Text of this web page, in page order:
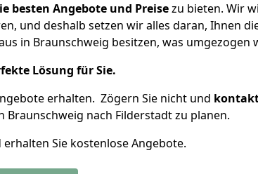
besten Angebote und Preisezu bieten. Wir
und deshalb setzen wir alles daran, Ihnen
in Braunschweig besitzen, was umgezogen
Lösung für Sie.
erhalten. Zögern Sie nicht und
nach Filderstadt zu planen.
erhalten Sie kostenlose Angebote.